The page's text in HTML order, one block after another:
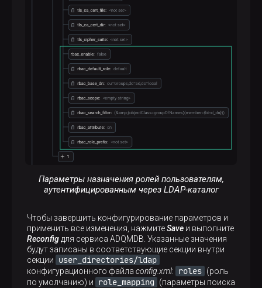
Параметры назначения ролей пользователям,
аутентифицированным через LDAP-каталог
Чтобы завершить конфигурирование параметров и
применить все изменения, нажмитеSave и выполните
Reconfig для сервиса ADQMDB. Указанные значения
будут записаны в соответствующие секции внутри
секции
user_directories/ldap
конфигурационного файла config.xml: roles (роль
по умолчанию) и
role_mapping (параметры поиска